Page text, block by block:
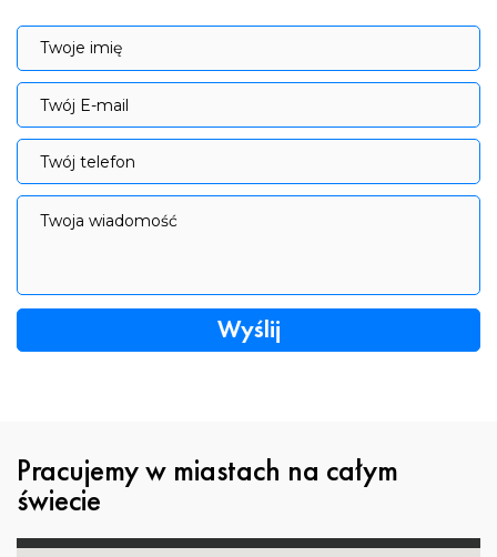
Twoje imię
Twoje imię
Twój E-mail
Twój E-mail
Twój telefon
Twój telefon
Twoja wiadomość
Twoja wiadomość
Pracujemy w miastach na całym
świecie